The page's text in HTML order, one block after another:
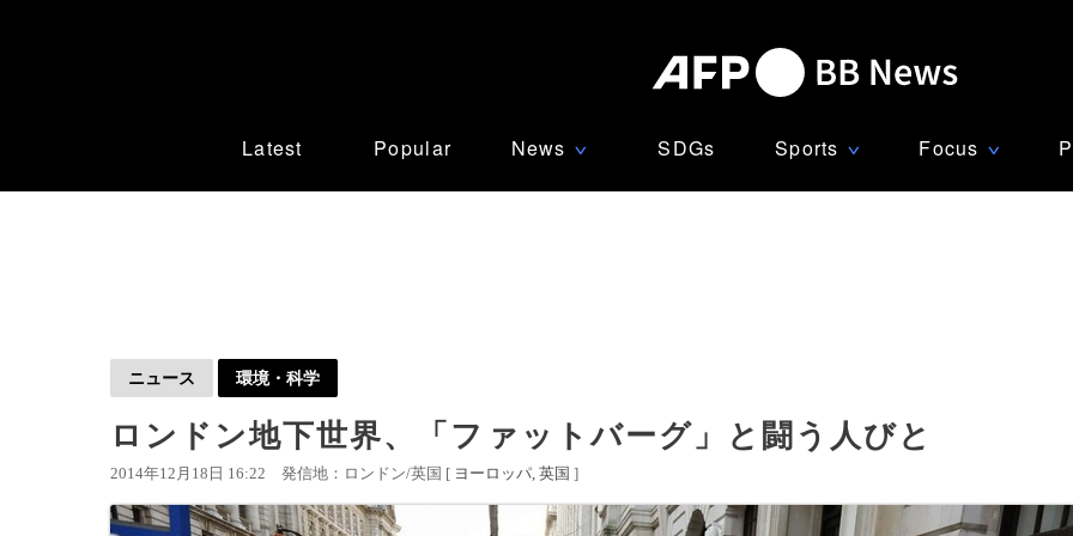
Latest Popular News ∨ SDGs Sports ∨ Focus ∨
ニュース 環境・科学
ロンドン地下世界、「ファットバーグ」と闘う人びと
2014年12月18日 16:22 発信地：ロンドン/英国 [ ヨーロッパ 英国 ]